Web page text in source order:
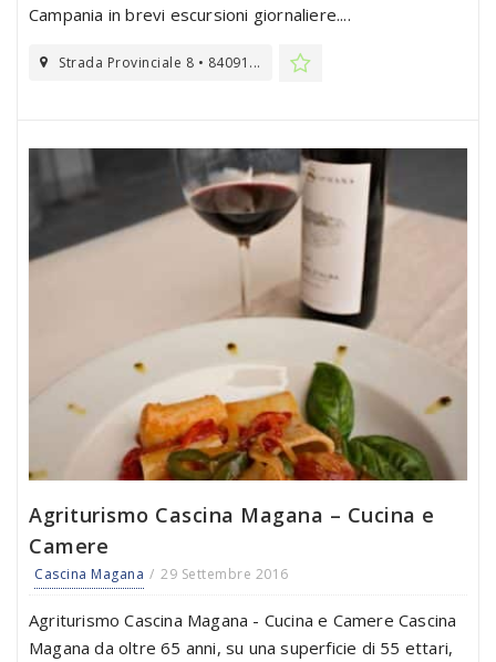
Campania in brevi escursioni giornaliere....
Strada Provinciale 8 • 84091...
Agriturismo Cascina Magana – Cucina e
Camere
Cascina Magana 29 Settembre 2016
Agriturismo Cascina Magana - Cucina e Camere Cascina
Magana da oltre 65 anni, su una superficie di 55 ettari,